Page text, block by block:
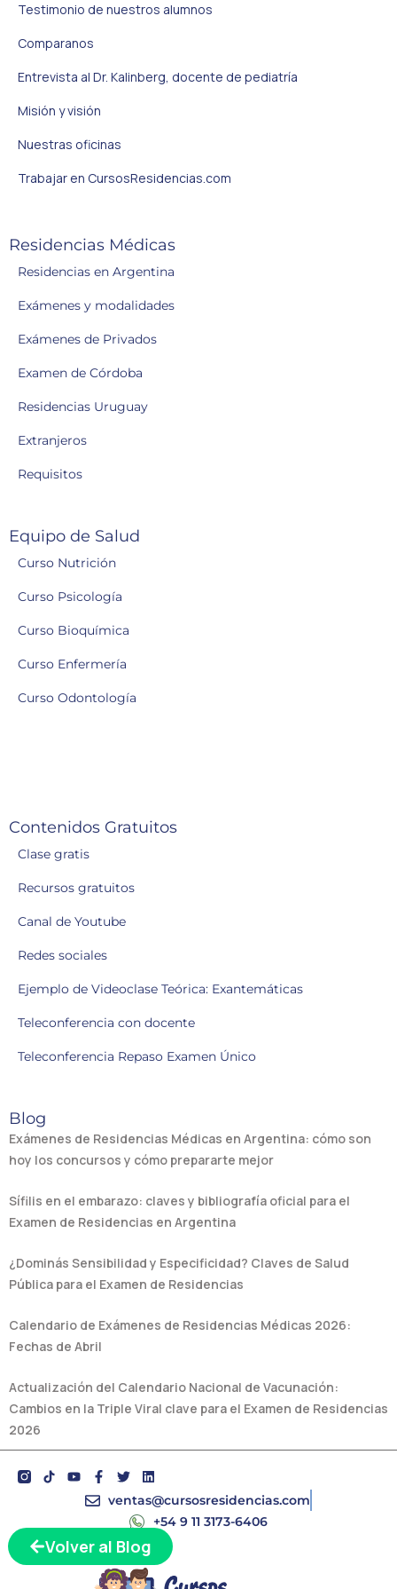
Volver al Blog
Testimonio de nuestros alumnos
Comparanos
Entrevista al Dr. Kalinberg, docente de pediatría
Misión y visión
Nuestras oficinas
Trabajar en CursosResidencias.com
Residencias Médicas
Residencias en Argentina
Exámenes y modalidades
Exámenes de Privados
Examen de Córdoba
Residencias Uruguay
Extranjeros
Requisitos
Equipo de Salud
Curso Nutrición
Curso Psicología
Curso Bioquímica
Curso Enfermería
Curso Odontología
Contenidos Gratuitos
Clase gratis
Recursos gratuitos
Canal de Youtube
Redes sociales
Ejemplo de Videoclase Teórica: Exantemáticas
Teleconferencia con docente
Teleconferencia Repaso Examen Único
Blog
Exámenes de Residencias Médicas en Argentina: cómo son
hoy los concursos y cómo prepararte mejor
Sífilis en el embarazo: claves y bibliografía oficial para el
Examen de Residencias en Argentina
¿Dominás Sensibilidad y Especificidad? Claves de Salud
Pública para el Examen de Residencias
Calendario de Exámenes de Residencias Médicas 2026:
Fechas de Abril
Actualización del Calendario Nacional de Vacunación:
Cambios en la Triple Viral clave para el Examen de Residencias
2026
Y
o
u
b
e
F
a
c
b
o
o
k
-
T
w
i
t
e
r
L
i
n
e
d
i
n
ventas@cursosresidencias.com
+54 9 11 3173-6406